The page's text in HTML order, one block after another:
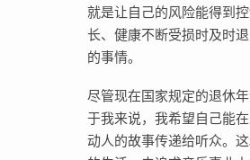
就是让自己的风险能得到
长、健康不断受损时及时
的事情。
尽管现在国家规定的退休
于我来说，我希望自己能
动人的故事传递给听众。